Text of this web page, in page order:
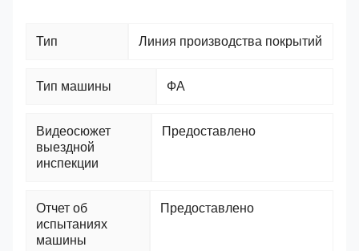
Тип Линия производства покрытий
Тип машины ФА
Видеосюжет
выездной
инспекции
Предоставлено
Отчет об
испытаниях
машины
Предоставлено